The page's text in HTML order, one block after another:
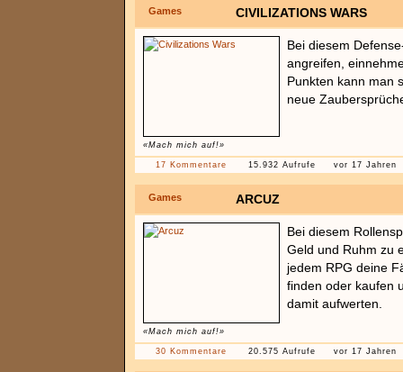
Games CIVILIZATIONS WARS
«Mach mich auf!»
Bei diesem
angreifen,
Punkten kann man
neue
17 Kommentare 15.932 Aufrufe vor 17 Jahren
Games ARCUZ
«Mach mich auf!»
Bei diesem
Geld und Ruhm zu
jedem RPG deine
finden oder kaufen
damit aufwerten.
30 Kommentare 20.575 Aufrufe vor 17 Jahren